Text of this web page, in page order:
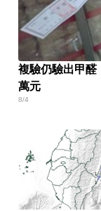
複驗仍驗出甲醛
萬元
8/4